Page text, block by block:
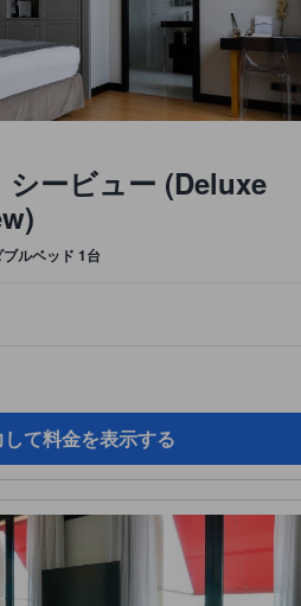
ービュー (Deluxe
ブルベッド 1台
て料金を表示する